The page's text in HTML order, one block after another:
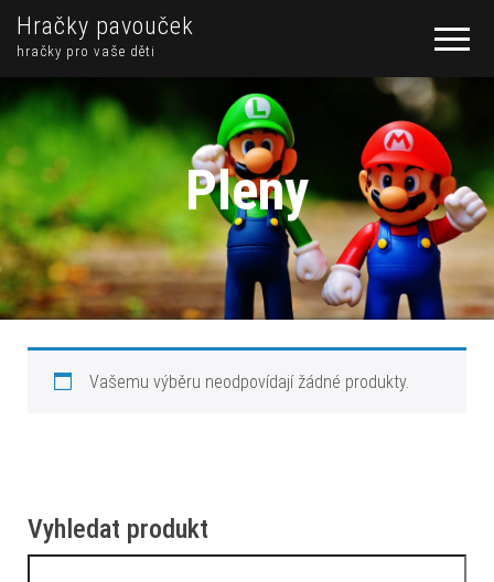
Hračky pavouček
hračky pro vaše děti
Pleny
Vašemu výběru neodpovídají žádné produkty.
Vyhledat produkt